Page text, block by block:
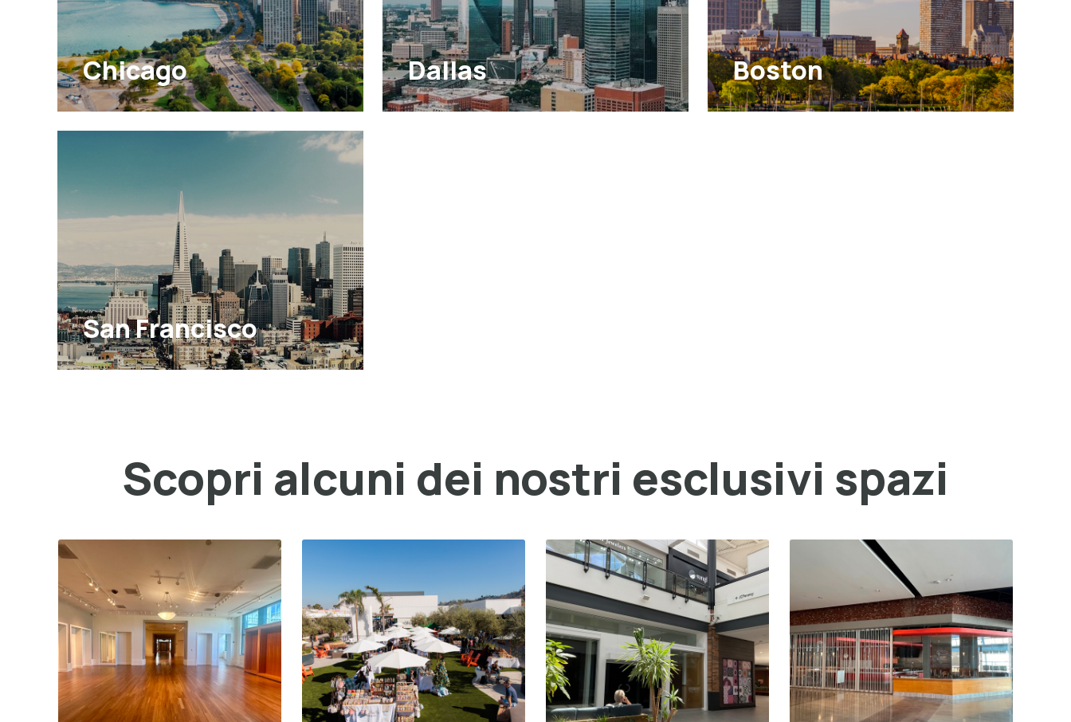
Chicago Dallas Boston
San Francisco
Scopri alcuni dei nostri esclusivi spazi